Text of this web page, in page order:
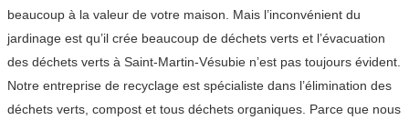
beaucoup à la valeur de votre maison. Mais l’inconvénient du
jardinage est qu’il crée beaucoup de déchets verts et l’évacuation
des déchets verts à Saint-Martin-Vésubie n’est pas toujours évident.
Notre entreprise de recyclage est spécialiste dans l’élimination des
déchets verts, compost et tous déchets organiques. Parce que nous